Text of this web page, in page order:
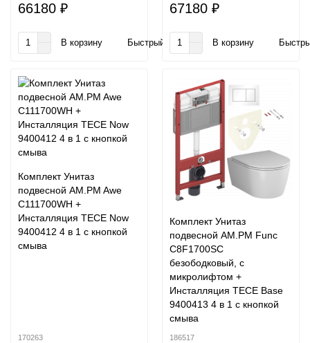
66180 ₽
В корзину Быстрый заказ
67180 ₽
В корзину
Комплект Унитаз
подвесной AM.PM Awe
C111700WH +
Инсталляция TECE Now
9400412 4 в 1 с кнопкой
смыва
170263
Комплект Унитаз
подвесной AM.PM Func
C8F1700SC
безободковый, с
микролифтом +
Инсталляция TECE Base
9400413 4 в 1 с кнопкой
смыва
186517